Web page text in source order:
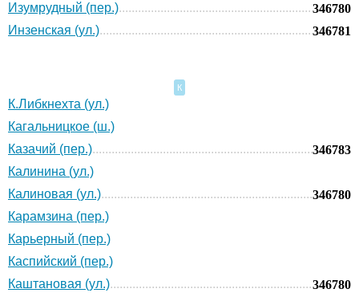
Изумрудный (пер.)
346780
Инзенская (ул.)
346781
К
К.Либкнехта (ул.)
Кагальницкое (ш.)
Казачий (пер.)
346783
Калинина (ул.)
Калиновая (ул.)
346780
Карамзина (пер.)
Карьерный (пер.)
Каспийский (пер.)
Каштановая (ул.)
346780